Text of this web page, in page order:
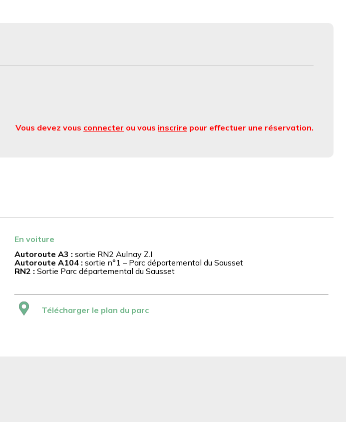
Vous devez vous connecter ou vous inscrire pour effectuer une réservation.
En voiture
Autoroute A3 : sortie RN2 Aulnay Z.I
Autoroute A104 : sortie n°1 – Parc départemental du Sausset
RN2 : Sortie Parc départemental du Sausset
Télécharger le plan du parc